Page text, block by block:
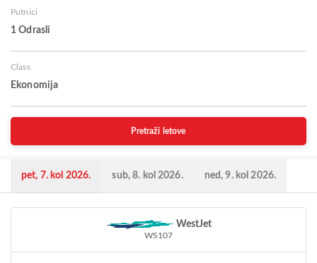
Putnici
1 Odrasli
Class
Ekonomija
Pretraži letove
pet, 7. kol 2026. sub, 8. kol 2026. ned, 9. kol 2026.
WestJet
WS107